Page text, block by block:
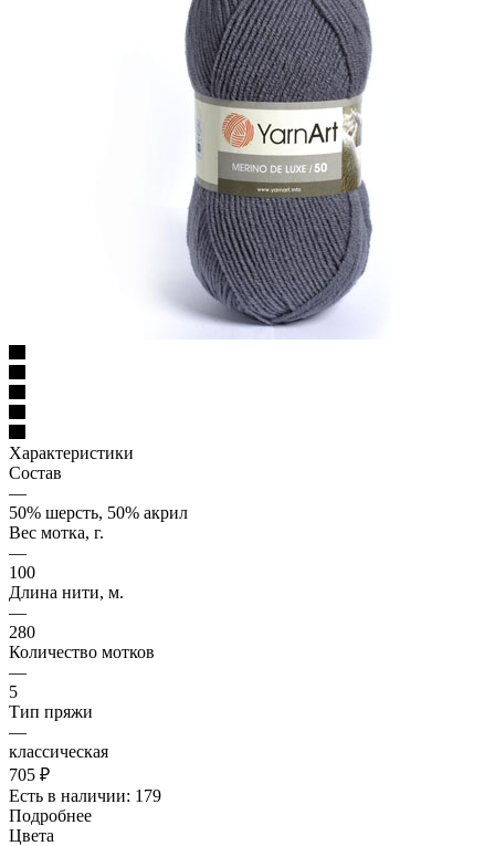
Характеристики
Состав
—
50% шерсть, 50% акрил
Вес мотка, г.
—
100
Длина нити, м.
—
280
Количество мотков
—
5
Тип пряжи
—
классическая
705 ₽
Есть в наличии: 179
Подробнее
Цвета